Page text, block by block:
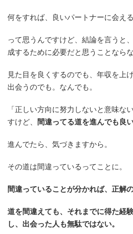
何をすれば、良いパートナーに会え
って思うんですけど、結論を言うと
成するために必要だと思うことなら
見た目を良くするのでも、年収を上
出会うのでも。なんでも。
「正しい方向に努力しないと意味な
すけど、 間違ってる道を進んでも良い
進んでたら、気づきますから。
その道は間違っているってことに。
間違っていることが分かれば、正解
道を間違えても、それまでに得た経
し、出会った人も無駄ではない。